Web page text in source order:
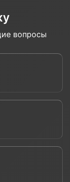
вопросы